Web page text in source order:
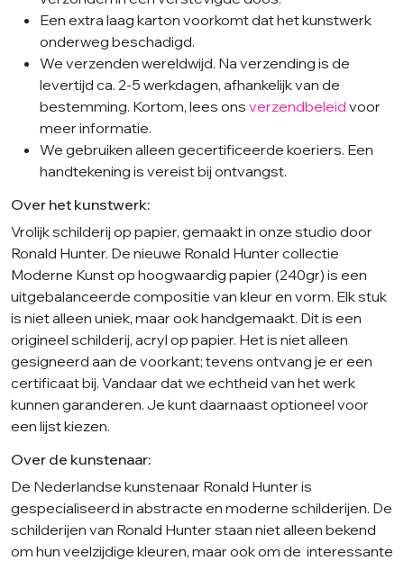
Een extra laag karton voorkomt dat het kunstwerk
onderweg beschadigd.
We verzenden wereldwijd. Na verzending is de
levertijd ca. 2-5 werkdagen, afhankelijk van de
bestemming. Kortom, lees ons verzendbeleid voor
meer informatie.
We gebruiken alleen gecertificeerde koeriers. Een
handtekening is vereist bij ontvangst.
Over het kunstwerk:
Vrolijk schilderij op papier, gemaakt in onze studio door
Ronald Hunter. De nieuwe Ronald Hunter collectie
Moderne Kunst op hoogwaardig papier (240gr) is een
uitgebalanceerde compositie van kleur en vorm. Elk stuk
is niet alleen uniek, maar ook handgemaakt. Dit is een
origineel schilderij, acryl op papier. Het is niet alleen
gesigneerd aan de voorkant; tevens ontvang je er een
certificaat bij. Vandaar dat we echtheid van het werk
kunnen garanderen. Je kunt daarnaast optioneel voor
een lijst kiezen.
Over de kunstenaar:
De Nederlandse kunstenaar Ronald Hunter is
gespecialiseerd in abstracte en moderne schilderijen. De
schilderijen van Ronald Hunter staan niet alleen bekend
om hun veelzijdige kleuren, maar ook om de interessante